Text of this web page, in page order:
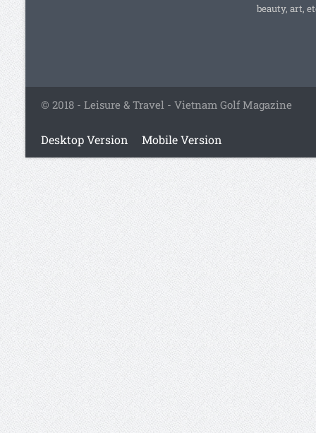
beauty, art,
© 2018 - Leisure & Travel - Vietnam Golf Magazine
Desktop Version Mobile Version